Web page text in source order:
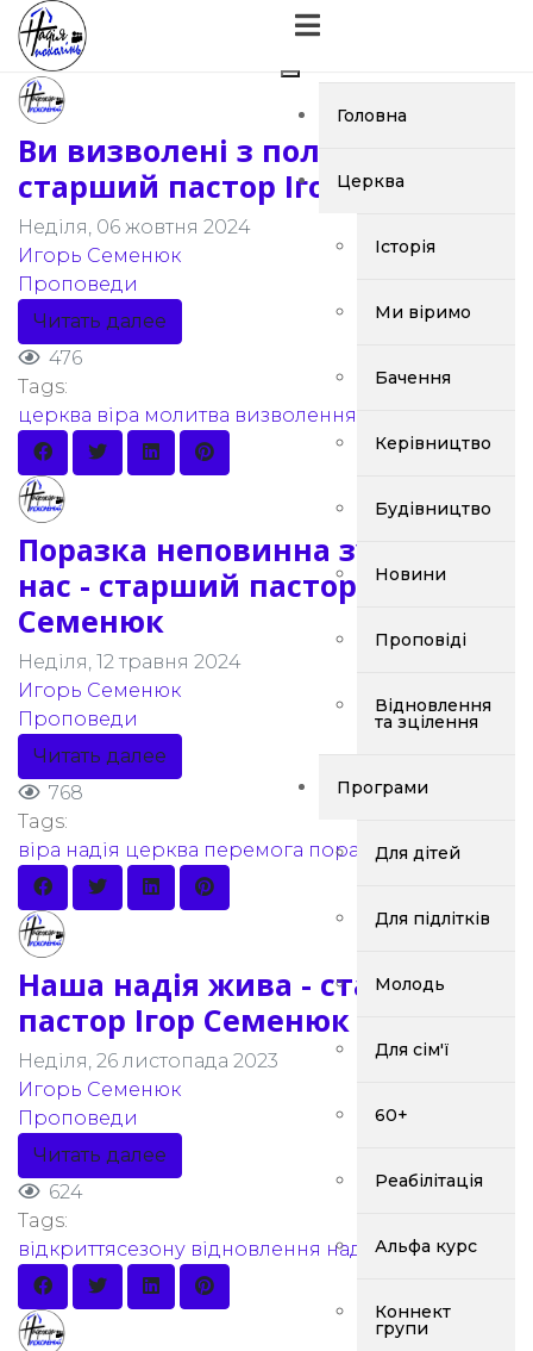
Головна
Церква
Історія
Ми віримо
Бачення
Керівництво
Будівництво
Новини
Проповіді
Відновлення
та зцілення
Програми
Для дітей
Для підлітків
Молодь
Для сім'ї
60+
Реабілітація
Альфа курс
Коннект
групи
Ви визволені з полону -
старший пастор Ігор Семенюк
Неділя, 06 жовтня 2024
Игорь Семенюк
Проповеди
Читать далее
476
Tags:
церква віра молитва визволення
Поразка неповинна зупиняти
нас - старший пастор Ігор
Семенюк
Неділя, 12 травня 2024
Игорь Семенюк
Проповеди
Читать далее
768
Tags:
віра надія церква перемога поразка
Наша надія жива - старший
пастор Ігор Семенюк
Неділя, 26 листопада 2023
Игорь Семенюк
Проповеди
Читать далее
624
Tags:
відкриттясезону відновлення надія церква мир